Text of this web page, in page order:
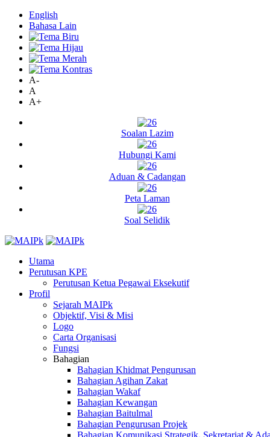
English
Bahasa Lain
A-
A
A+
Soalan Lazim
Hubungi Kami
Aduan & Cadangan
Peta Laman
Soal Selidik
Utama
Perutusan KPE
Perutusan Ketua Pegawai Eksekutif
Profil
Sejarah MAIPk
Objektif, Visi & Misi
Logo
Carta Organisasi
Fungsi
Bahagian
Bahagian Khidmat Pengurusan
Bahagian Agihan Zakat
Bahagian Wakaf
Bahagian Kewangan
Bahagian Baitulmal
Bahagian Pengurusan Projek
Bahagian Komunikasi Strategik, Sekretariat &